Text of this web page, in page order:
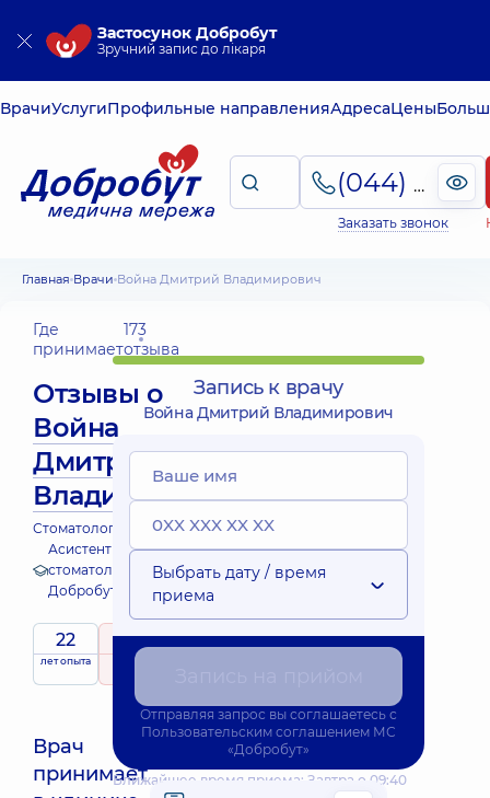
Застосунок Добробут
Зручний запис до лікаря
ВрачиУслугиПрофильные направленияАдресаЦены
(044) 495-2-888
Заказать звонок
Главная Врачи Война Дмитрий Владимирович
Где
принимает
173
отзыва
Отзывы о
Война
Дмитрий
Владимирович
Стоматолог-ортопед
Асистент кафедри
стоматології Академії
Добробут
22
лет опыта
5 / 5
рейтинг
Врач
принимаетБлижайшее время приема: Завтра о 09:40
Запись к врачу
Война Дмитрий Владимирович
Выбрать дату / время
приема
Отправляя запрос вы соглашаетесь с
Пользовательским соглашением МС
«Добробут»